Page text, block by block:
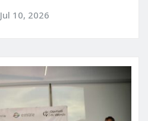
Jul 10, 2026